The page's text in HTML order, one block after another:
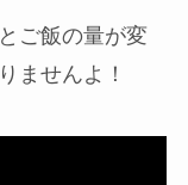
ご飯の量が変
ませんよ！